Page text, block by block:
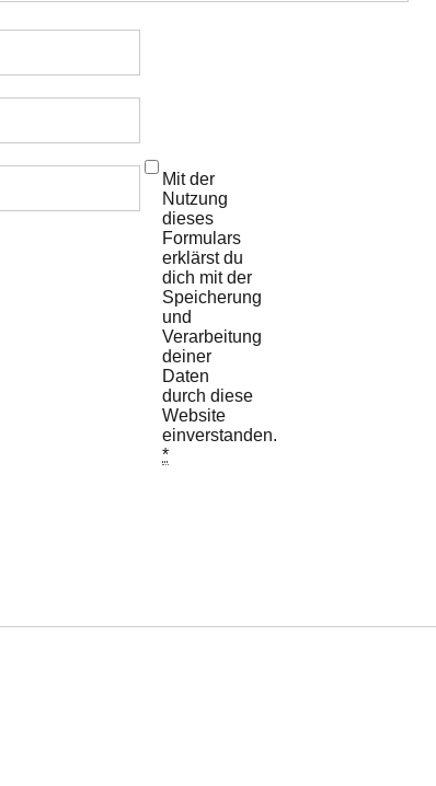
Mit der
Nutzung
dieses
Formulars
erklärst du
dich mit der
Speicherung
und
Verarbeitung
deiner
Daten
durch diese
Website
einverstanden.
*